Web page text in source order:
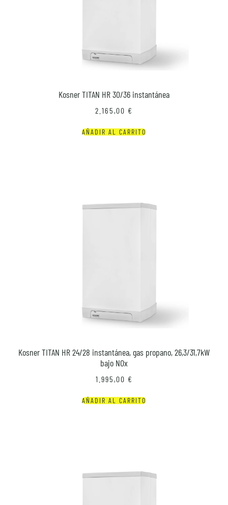
Kosner TITAN HR 30/36 instantánea
2.165,00 €
AÑADIR AL CARRITO
Kosner TITAN HR 24/28 instantánea, gas propano, 26,3/31,7kW
bajo NOx
1.995,00 €
AÑADIR AL CARRITO